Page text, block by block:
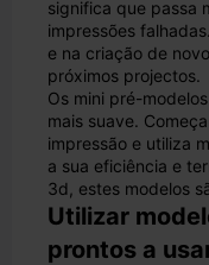
significa que passa
impressões
e na criação de
próximos projectos.
Os mini pré-
mais suave.
impressão e utiliza
a sua eficiência e
3d, estes modelos
Utilizar
prontos a